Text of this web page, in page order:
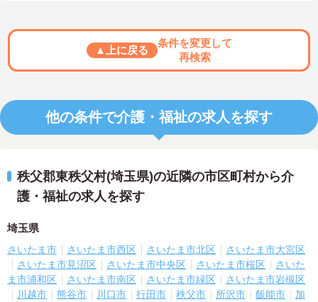
▲上に戻る
条件を変更して
再検索
他の条件で介護・福祉の求人を探す
秩父郡東秩父村(埼玉県)の近隣の市区町村から介
護・福祉の求人を探す
埼玉県
さいたま市 さいたま市西区 さいたま市北区
さいたま市大宮区
さいたま市見沼区
さいたま市中央区 さいたま市桜区
さいた
ま市浦和区
さいたま市南区 さいたま市緑区
さいたま市岩槻区
川越市
熊谷市 川口市 行田市 秩父市 所沢市 飯能市
加